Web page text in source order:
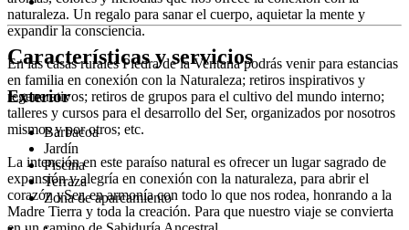
naturaleza. Un regalo para sanar el cuerpo, aquietar la mente y
expandir la consciencia.
En las casas rurales Piedra de la Ventana podrás venir para estancias
en familia en conexión con la Naturaleza; retiros inspirativos y
regenerativos; retiros de grupos para el cultivo del mundo interno;
talleres y cursos para el desarrollo del Ser, organizados por nosotros
mismos y por otros; etc.
La intención en este paraíso natural es ofrecer un lugar sagrado de
expansión y alegría en conexión con la naturaleza, para abrir el
corazón ySer, en armonía con todo lo que nos rodea, honrando a la
Madre Tierra y toda la creación. Para que nuestro viaje se convierta
Características y servicios
Exterior
Barbacoa
Jardín
Piscina
Terraza
Zona de aparcamiento